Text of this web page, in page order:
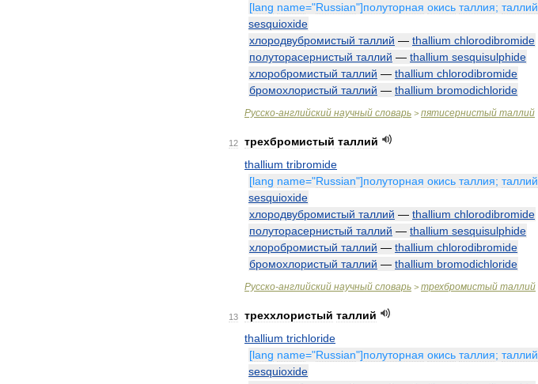
[lang name="Russian"]полуторная окись таллия; таллий
sesquioxide
хлородвубромистый таллий — thallium chlorodibromide
полуторасернистый таллий — thallium sesquisulphide
хлоробромистый таллий — thallium chlorodibromide
бромохлористый таллий — thallium bromodichloride
Русско-английский научный словарь > пятисернистый таллий
12 трехбромистый таллий
thallium tribromide
[lang name="Russian"]полуторная окись таллия; таллий
sesquioxide
хлородвубромистый таллий — thallium chlorodibromide
полуторасернистый таллий — thallium sesquisulphide
хлоробромистый таллий — thallium chlorodibromide
бромохлористый таллий — thallium bromodichloride
Русско-английский научный словарь > трехбромистый таллий
13 треххлористый таллий
thallium trichloride
[lang name="Russian"]полуторная окись таллия; таллий
sesquioxide